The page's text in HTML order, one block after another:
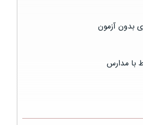
بدون آزمون
با مدارس